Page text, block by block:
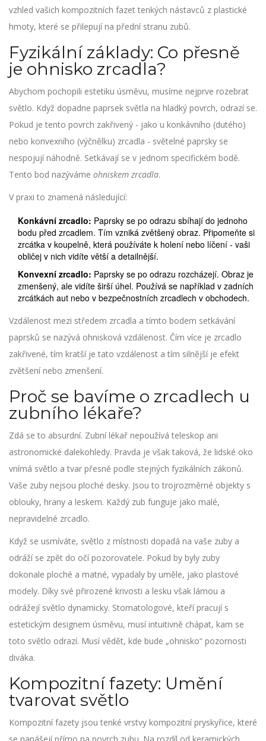
vzhled vašich kompozitních fazet tenkých nástavců z plastické
hmoty, které se přilepují na přední stranu zubů.
Fyzikální základy: Co přesně
je ohnisko zrcadla?
Abychom pochopili estetiku úsměvu, musíme nejprve rozebrat
světlo. Když dopadne paprsek světla na hladký povrch, odrazí se.
Pokud je tento povrch zakřivený - jako u konkávního (dutého)
nebo konvexního (výčnělku) zrcadla - světelné paprsky se
nespojují náhodně. Setkávají se v jednom specifickém bodě.
Tento bod nazýváme ohniskem zrcadla.
V praxi to znamená následující:
Konkávní zrcadlo: Paprsky se po odrazu sbíhají do jednoho
bodu před zrcadlem. Tím vzniká zvětšený obraz. Připomeňte si
zrcátka v koupelně, která používáte k holení nebo líčení - vaši
obličej v nich vidíte větší a detailnější.
Konvexní zrcadlo: Paprsky se po odrazu rozcházejí. Obraz je
zmenšený, ale vidíte širší úhel. Používá se například v zadních
zrcátkách aut nebo v bezpečnostních zrcadlech v obchodech.
Vzdálenost mezi středem zrcadla a tímto bodem setkávání
paprsků se nazývá ohnisková vzdálenost. Čím více je zrcadlo
zakřivené, tím kratší je tato vzdálenost a tím silnější je efekt
zvětšení nebo zmenšení.
Proč se bavíme o zrcadlech u
zubního lékaře?
Zdá se to absurdní. Zubní lékař nepoužívá teleskop ani
astronomické dalekohledy. Pravda je však taková, že lidské oko
vnímá světlo a tvar přesně podle stejných fyzikálních zákonů.
Vaše zuby nejsou ploché desky. Jsou to trojrozměrné objekty s
oblouky, hrany a leskem. Každý zub funguje jako malé,
nepravidelné zrcadlo.
Když se usmíváte, světlo z místnosti dopadá na vaše zuby a
odráží se zpět do očí pozorovatele. Pokud by byly zuby
dokonale ploché a matné, vypadaly by uměle, jako plastové
modely. Díky své přirozené krivosti a lesku však lámou a
odrážejí světlo dynamicky. Stomatologové, kteří pracují s
estetickým designem úsměvu, musí intuitivně chápat, kam se
toto světlo odrazí. Musí vědět, kde bude „ohnisko“ pozornosti
diváka.
Kompozitní fazety: Umění
tvarovat světlo
Kompozitní fazety jsou tenké vrstvy kompozitní pryskyřice, které